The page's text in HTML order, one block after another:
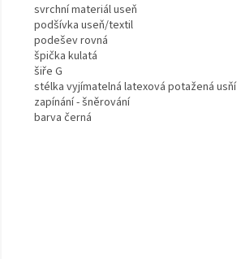
svrchní materiál useň
podšívka useň/textil
podešev rovná
špička kulatá
šiře G
stélka vyjímatelná latexová potažená usňí
zapínání - šněrování
barva černá